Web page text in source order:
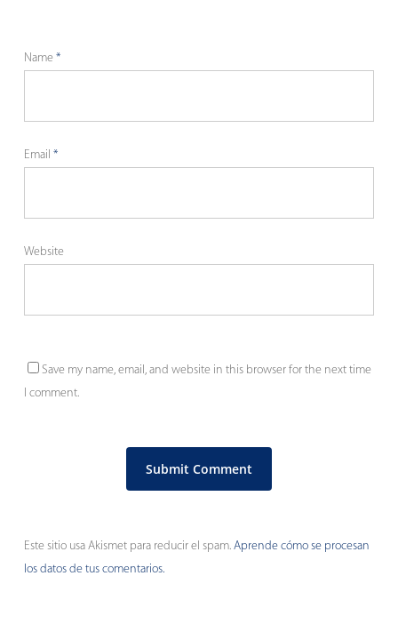
Name *
Email *
Website
Save my name, email, and website in this browser for the next time
I comment.
Este sitio usa Akismet para reducir el spam. Aprende cómo se procesan
los datos de tus comentarios.